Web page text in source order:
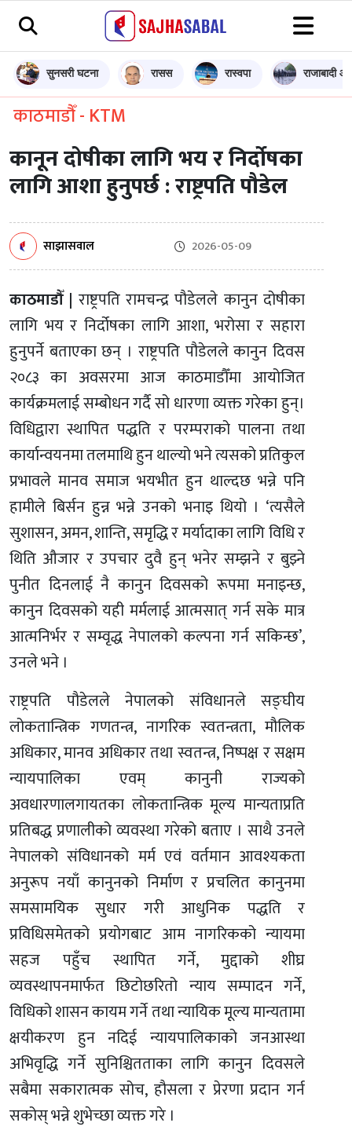
सुनसरी घटना रासस रास्वपा राजाबादी
काठमाडौँ - KTM
कानून दोषीका लागि भय र निर्दोषका
लागि आशा हुनुपर्छ : राष्ट्रपति पौडेल
साझासवाल 2026-05-09
काठमाडौँ | राष्ट्रपति रामचन्द्र पौडेलले कानुन दोषीका
लागि भय र निर्दोषका लागि आशा, भरोसा र सहारा
हुनुपर्ने बताएका छन् । राष्ट्रपति पौडेलले कानुन दिवस
२०८३ का अवसरमा आज काठमाडौँमा आयोजित
कार्यक्रमलाई सम्बोधन गर्दै सो धारणा व्यक्त गरेका हुन्।
विधिद्वारा स्थापित पद्धति र परम्पराको पालना तथा
कार्यान्वयनमा तलमाथि हुन थाल्यो भने त्यसको प्रतिकुल
प्रभावले मानव समाज भयभीत हुन थाल्दछ भन्ने पनि
हामीले बिर्सन हुन्न भन्ने उनको भनाइ थियो । ‘त्यसैले
सुशासन, अमन, शान्ति, समृद्धि र मर्यादाका लागि विधि र
थिति औजार र उपचार दुवै हुन् भनेर सम्झने र बुझ्ने
पुनीत दिनलाई नै कानुन दिवसको रूपमा मनाइन्छ,
कानुन दिवसको यही मर्मलाई आत्मसात् गर्न सके मात्र
आत्मनिर्भर र सम्वृद्ध नेपालको कल्पना गर्न सकिन्छ’,
उनले भने ।
राष्ट्रपति पौडेलले नेपालको संविधानले सङ्घीय
लोकतान्त्रिक गणतन्त्र, नागरिक स्वतन्त्रता, मौलिक
अधिकार, मानव अधिकार तथा स्वतन्त्र, निष्पक्ष र सक्षम
न्यायपालिका एवम् कानुनी राज्यको
अवधारणालगायतका लोकतान्त्रिक मूल्य मान्यताप्रति
प्रतिबद्ध प्रणालीको व्यवस्था गरेको बताए । साथै उनले
नेपालको संविधानको मर्म एवं वर्तमान आवश्यकता
अनुरूप नयाँ कानुनको निर्माण र प्रचलित कानुनमा
समसामयिक सुधार गरी आधुनिक पद्धति र
प्रविधिसमेतको प्रयोगबाट आम नागरिकको न्यायमा
सहज पहुँच स्थापित गर्ने, मुद्दाको शीघ्र
व्यवस्थापनमार्फत छिटोछरितो न्याय सम्पादन गर्ने,
विधिको शासन कायम गर्ने तथा न्यायिक मूल्य मान्यतामा
क्षयीकरण हुन नदिई न्यायपालिकाको जनआस्था
अभिवृद्धि गर्ने सुनिश्चितताका लागि कानुन दिवसले
सबैमा सकारात्मक सोच, हौसला र प्रेरणा प्रदान गर्न
सकोस् भन्ने शुभेच्छा व्यक्त गरे ।